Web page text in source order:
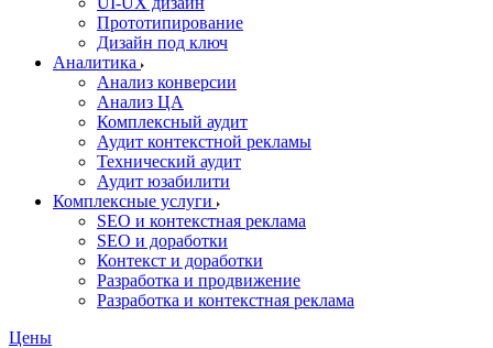
Прототипирование
Дизайн под ключ
Аналитика
Анализ конверсии
Анализ ЦА
Комплексный аудит
Аудит контекстной рекламы
Технический аудит
Аудит юзабилити
Комплексные услуги
SEO и контекстная реклама
SEO и доработки
Контекст и доработки
Разработка и продвижение
Разработка и контекстная реклама
Цены